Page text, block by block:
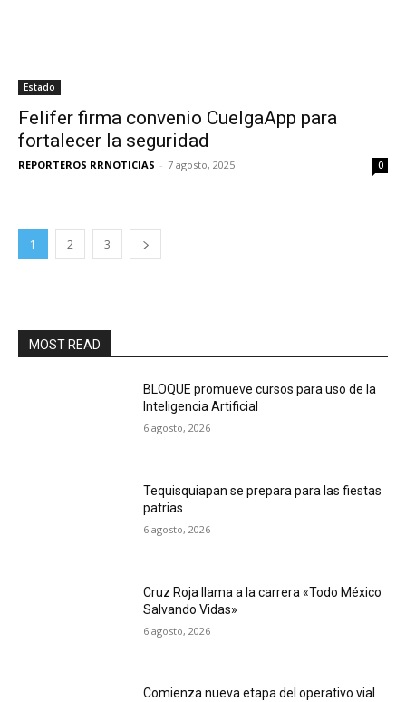
Estado
Felifer firma convenio CuelgaApp para
fortalecer la seguridad
REPORTEROS RRNOTICIAS - 7 agosto, 2025 0
1 2 3
MOST READ
BLOQUE promueve cursos para uso de la
Inteligencia Artificial
6 agosto, 2026
Tequisquiapan se prepara para las fiestas
patrias
6 agosto, 2026
Cruz Roja llama a la carrera «Todo México
Salvando Vidas»
6 agosto, 2026
Comienza nueva etapa del operativo vial